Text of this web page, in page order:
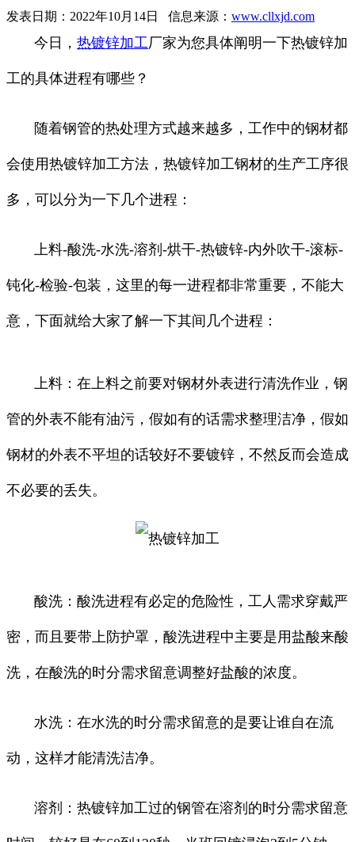
发表日期：2022年10月14日 信息来源： www.cllxjd.com
今日， 热镀锌加工厂家为您具体阐明一下热镀锌加
工的具体进程有哪些？
随着钢管的热处理方式越来越多，工作中的钢材都
会使用热镀锌加工方法，热镀锌加工钢材的生产工序很
多，可以分为一下几个进程：
上料-酸洗-水洗-溶剂-烘干-热镀锌-内外吹干-滚标-
钝化-检验-包装，这里的每一进程都非常重要，不能大
意，下面就给大家了解一下其间几个进程：
上料：在上料之前要对钢材外表进行清洗作业，钢
管的外表不能有油污，假如有的话需求整理洁净，假如
钢材的外表不平坦的话较好不要镀锌，不然反而会造成
不必要的丢失。
酸洗：酸洗进程有必定的危险性，工人需求穿戴严
密，而且要带上防护罩，酸洗进程中主要是用盐酸来酸
洗，在酸洗的时分需求留意调整好盐酸的浓度。
水洗：在水洗的时分需求留意的是要让谁自在流
动，这样才能清洗洁净。
溶剂：热镀锌加工过的钢管在溶剂的时分需求留意